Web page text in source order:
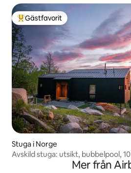
Populär gästfavorit
Gästfavorit
Stuga i Norge
Avskild stuga: utsikt, bubbelpool,
Mer från